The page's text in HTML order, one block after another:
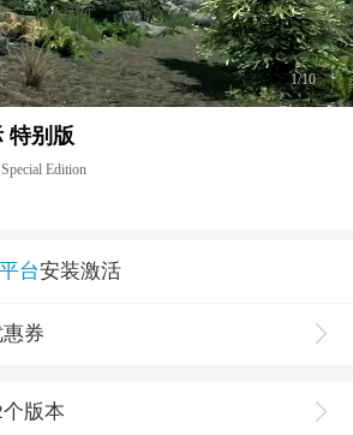
1/10
特别版
Edition
台安装激活
券
版本